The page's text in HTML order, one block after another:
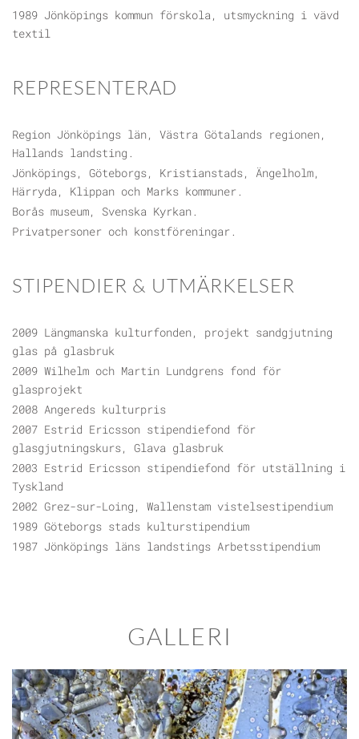
1989 Jönköpings kommun förskola, utsmyckning i vävd
textil
REPRESENTERAD
Region Jönköpings län, Västra Götalands regionen,
Hallands landsting.
Jönköpings, Göteborgs, Kristianstads, Ängelholm,
Härryda, Klippan och Marks kommuner.
Borås museum, Svenska Kyrkan.
Privatpersoner och konstföreningar.
STIPENDIER & UTMÄRKELSER
2009 Längmanska kulturfonden, projekt sandgjutning
glas på glasbruk
2009 Wilhelm och Martin Lundgrens fond för
glasprojekt
2008 Angereds kulturpris
2007 Estrid Ericsson stipendiefond för
glasgjutningskurs, Glava glasbruk
2003 Estrid Ericsson stipendiefond för utställning i
Tyskland
2002 Grez-sur-Loing, Wallenstam vistelsestipendium
1989 Göteborgs stads kulturstipendium
1987 Jönköpings läns landstings Arbetsstipendium
GALLERI